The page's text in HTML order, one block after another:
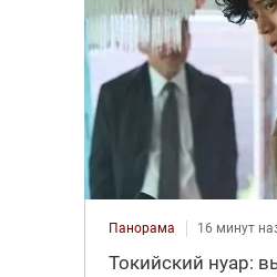
Панорама 16 минут
Токийский нуар: